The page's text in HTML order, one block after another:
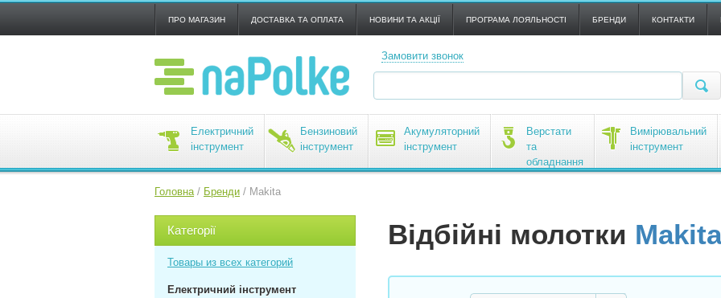
ПРО МАГАЗИН ДОСТАВКА ТА ОПЛАТА НОВИНИ ТА АКЦІЇ ПРОГРАМА ЛОЯЛЬНОСТІ БРЕНДИ КОНТАКТИ
Замовити звонок
Електричний
інструмент
Бензиновий
інструмент
Акумуляторний
інструмент
Верстати
та
обладнання
Вимірювальний
інструмент
Головна/ Бренди / Makita
Категорії
Товары из всех категорий
Електричний інструмент
Відбійні молотки Makita